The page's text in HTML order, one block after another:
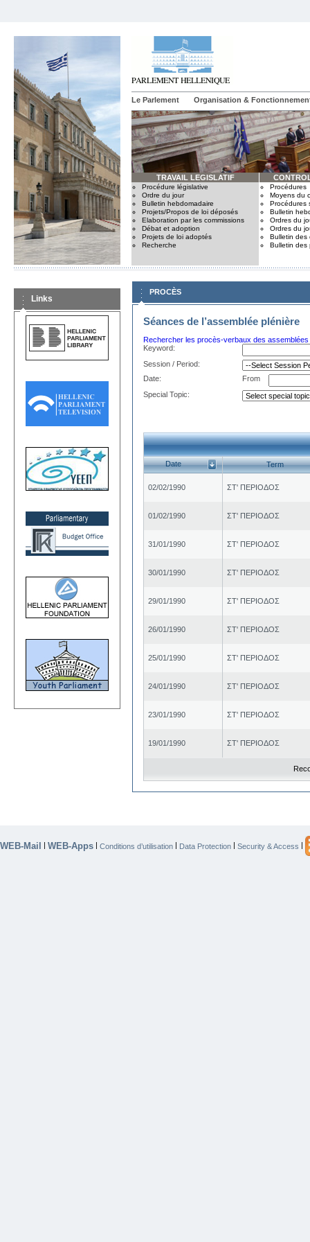
Le Parlement Organisation &
TRAVAIL LEGISLATIF
Procédure législative
Ordre du jour
Bulletin hebdomadaire
Projets/Propos de loi déposés
Elaboration par les commissions
Débat et adoption
Projets de loi adoptés
Recherche
Procédures
Moyens du
Procédures
Bulletin
Ordres du
Ordres du
Bulletin des
Bulletin des
Links
PROCÈS
Séances de l’assemblée plénière
Rechercher les procès-verbaux des
Keyword:
Session / Period:
Date:
From
Special Topic:
Date Term
02/02/1990 ΣΤ' ΠΕΡΙΟΔΟΣ
01/02/1990 ΣΤ' ΠΕΡΙΟΔΟΣ
31/01/1990 ΣΤ' ΠΕΡΙΟΔΟΣ
30/01/1990 ΣΤ' ΠΕΡΙΟΔΟΣ
29/01/1990 ΣΤ' ΠΕΡΙΟΔΟΣ
26/01/1990 ΣΤ' ΠΕΡΙΟΔΟΣ
25/01/1990 ΣΤ' ΠΕΡΙΟΔΟΣ
24/01/1990 ΣΤ' ΠΕΡΙΟΔΟΣ
23/01/1990 ΣΤ' ΠΕΡΙΟΔΟΣ
19/01/1990 ΣΤ' ΠΕΡΙΟΔΟΣ
WEB-Mail | WEB-Apps | Conditions d’utilisation | Data Protection | Security & Access |